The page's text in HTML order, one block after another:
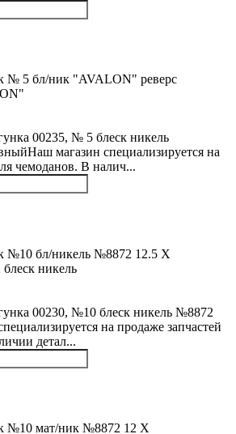
00235, № 5 блеск никель
магазин специализируется на
чемоданов. В налич...
никель
00230, №10 блеск никель №8872
на продаже запчастей
детал...